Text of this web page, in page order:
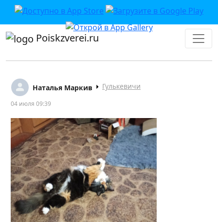
Poiskzverei.ru
Наталья Маркив Гулькевичи
04 июля 09:39